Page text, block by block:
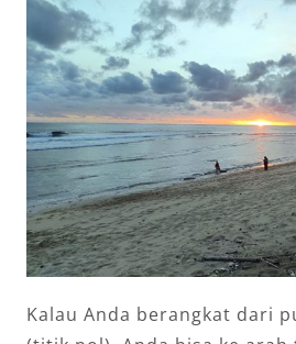
Kalau Anda berangkat dari